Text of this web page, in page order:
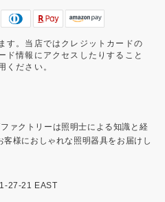
す。当店ではクレジットカードの
ド情報にアクセスしたりすること
ください。
ァクトリーは照明士による知識と経
様におしゃれな照明器具をお届けし
27-21 EAST